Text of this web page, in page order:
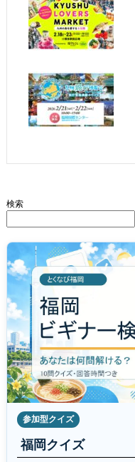
検索
参加型クイズ
福岡クイズ